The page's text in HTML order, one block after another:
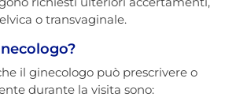
o transvaginale.
il ginecologo può prescrivere o
durante la visita sono: